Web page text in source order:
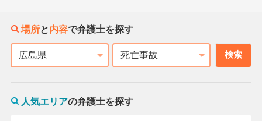
場所と内容で弁護士を探す
都道府県 相談内容 検索
人気エリアの弁護士を探す